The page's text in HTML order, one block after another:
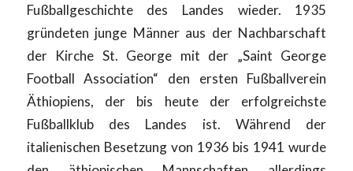
Fußballgeschichte des Landes wieder. 1935
gründeten junge Männer aus der Nachbarschaft
der Kirche St. George mit der „Saint George
Football Association“ den ersten Fußballverein
Äthiopiens, der bis heute der erfolgreichste
Fußballklub des Landes ist. Während der
italienischen Besetzung von 1936 bis 1941 wurde